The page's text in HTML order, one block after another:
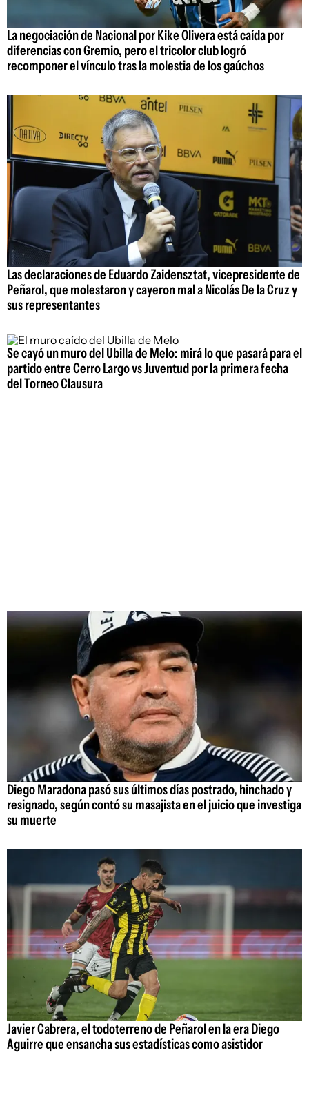
La negociación de Nacional por Kike Olivera está caída por
diferencias con Gremio, pero el tricolor club logró
recomponer el vínculo tras la molestia de los gaúchos
Las declaraciones de Eduardo Zaidensztat, vicepresidente de
Peñarol, que molestaron y cayeron mal a Nicolás De la Cruz y
sus representantes
Se cayó un muro del Ubilla de Melo: mirá lo que pasará para el
partido entre Cerro Largo vs Juventud por la primera fecha
del Torneo Clausura
Diego Maradona pasó sus últimos días postrado, hinchado y
resignado, según contó su masajista en el juicio que investiga
su muerte
Javier Cabrera, el todoterreno de Peñarol en la era Diego
Aguirre que ensancha sus estadísticas como asistidor